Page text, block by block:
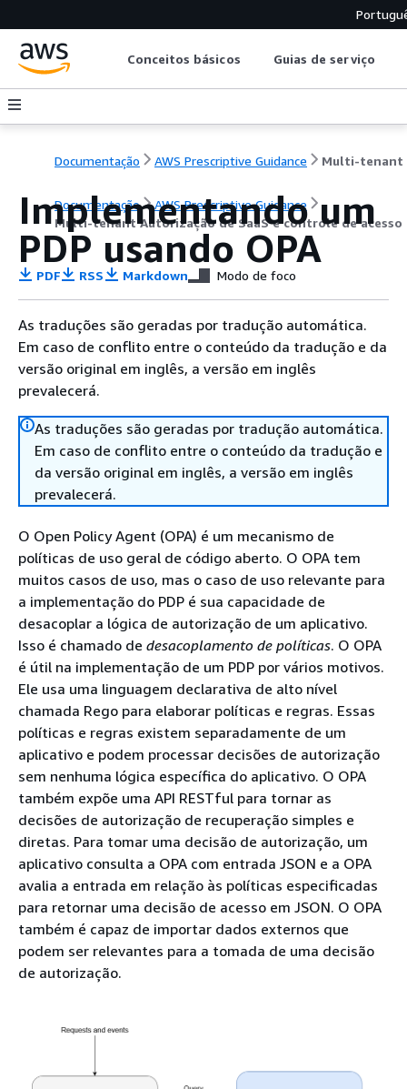
Conceitos básicos Guias de serviço
Documentação AWS Prescriptive Guidance
Documentação
AWS Prescriptive Guidance
Multi-tenant Autorização de SaaS e controle de
Implementando um
PDP usando OPA
PDF RSS Markdown Modo de foco
As traduções são geradas por tradução automática.
Em caso de conflito entre o conteúdo da tradução e da
versão original em inglês, a versão em inglês
prevalecerá.
As traduções são geradas por tradução automática.
Em caso de conflito entre o conteúdo da tradução e
da versão original em inglês, a versão em inglês
prevalecerá.
O Open Policy Agent (OPA) é um mecanismo de
políticas de uso geral de código aberto. O OPA tem
muitos casos de uso, mas o caso de uso relevante para
a implementação do PDP é sua capacidade de
desacoplar a lógica de autorização de um aplicativo.
Isso é chamado de desacoplamento de políticas. O OPA
é útil na implementação de um PDP por vários motivos.
Ele usa uma linguagem declarativa de alto nível
chamada Rego para elaborar políticas e regras. Essas
políticas e regras existem separadamente de um
aplicativo e podem processar decisões de autorização
sem nenhuma lógica específica do aplicativo. O OPA
também expõe uma API RESTful para tornar as
decisões de autorização de recuperação simples e
diretas. Para tomar uma decisão de autorização, um
aplicativo consulta a OPA com entrada JSON e a OPA
avalia a entrada em relação às políticas especificadas
para retornar uma decisão de acesso em JSON. O OPA
também é capaz de importar dados externos que
podem ser relevantes para a tomada de uma decisão
de autorização.